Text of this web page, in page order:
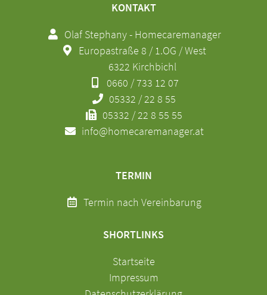
KONTAKT
Olaf Stephany - Homecaremanager
Europastraße 8 / 1.OG / West
6322 Kirchbichl
0660 / 733 12 07
05332 / 22 8 55
05332 / 22 8 55 55
info@homecaremanager.at
TERMIN
Termin nach Vereinbarung
SHORTLINKS
Navigation
überspringen
Startseite
Impressum